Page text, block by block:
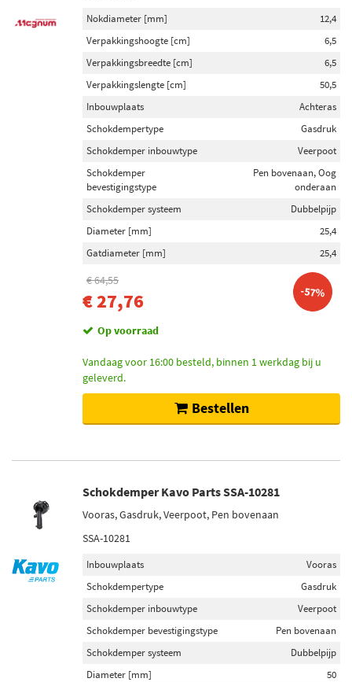
Nokdiameter [mm]
12,4
Verpakkingshoogte [cm]
6,5
Verpakkingsbreedte [cm]
6,5
Verpakkingslengte [cm]
50,5
Inbouwplaats
Achteras
Schokdempertype
Gasdruk
Schokdemper inbouwtype
Veerpoot
Schokdemper
bevestigingstype
Pen bovenaan, Oog
onderaan
Schokdemper systeem
Dubbelpijp
Diameter [mm]
25,4
Gatdiameter [mm]
25,4
€ 64,55
€ 27,76 -57%
Op voorraad
Vandaag voor 16:00 besteld, binnen 1 werkdag bij u
geleverd.
Bestellen
Schokdemper Kavo Parts SSA-10281
Vooras, Gasdruk, Veerpoot, Pen bovenaan
SSA-10281
Inbouwplaats
Vooras
Schokdempertype
Gasdruk
Schokdemper inbouwtype
Veerpoot
Schokdemper bevestigingstype
Pen bovenaan
Schokdemper systeem
Dubbelpijp
Diameter [mm]
50